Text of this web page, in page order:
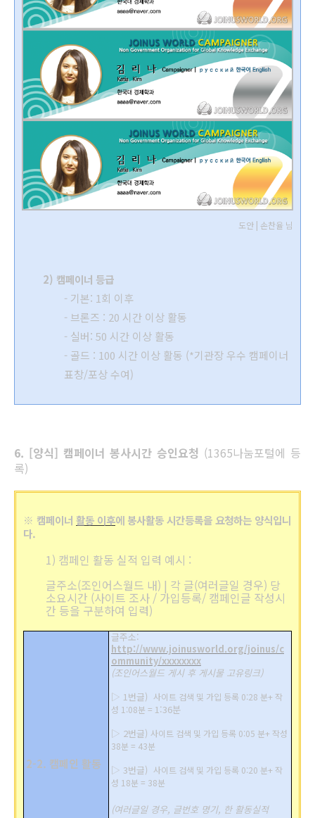
도안 | 손찬율 님
2) 캠페이너 등급
- 기본: 1회 이후
- 브론즈 : 20 시간 이상 활동
- 실버: 50 시간 이상 활동
- 골드 : 100 시간 이상 활동 (*기관장 우수 캠페이너
표창/포상 수여)
6. [양식] 캠페이너 봉사시간 승인요청 (1365나눔포털에 등
록)
※ 캠페이너 활동 이후에 봉사활동 시간등록을 요청하는 양식입니
다.
1) 캠페인 활동 실적 입력 예시 :
글주소(조인어스월드 내) | 각 글(여러글일 경우) 당
소요시간 (사이트 조사 / 가입등록/ 캠페인글 작성시
간 등을 구분하여 입력)
2-2. 캠페인 활동
글주소:
http://www.joinusworld.org/joinus/c
ommunity/xxxxxxxx
(조인어스월드 게시 후 게시물 고유링크)
▷ 1번글) 사이트 검색 및 가입 등록 0:28 분+ 작
성 1:08분 = 1:36분
▷ 2번글) 사이트 검색 및 가입 등록 0:05 분+ 작성
38분 = 43분
▷ 3번글) 사이트 검색 및 가입 등록 0:20 분+ 작
성 18분 = 38분
(여러글일 경우, 글번호 명기, 한 활동실적